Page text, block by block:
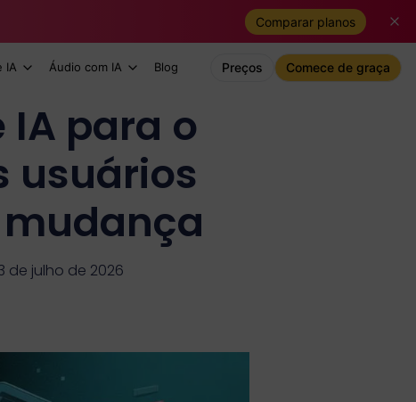
Comparar planos
IA Áudio com IA Blog Preços Comece de graça
para o
usuários
de julho de 2026